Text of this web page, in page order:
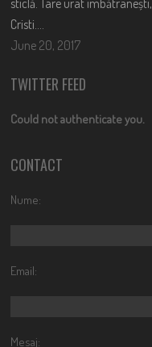
sticlă. Tare urât îmbătrânești,
Cristi….
June 20, 2017
TWITTER FEED
Could not authenticate you.
CONTACT
Nume:
Email:
Mesaj: